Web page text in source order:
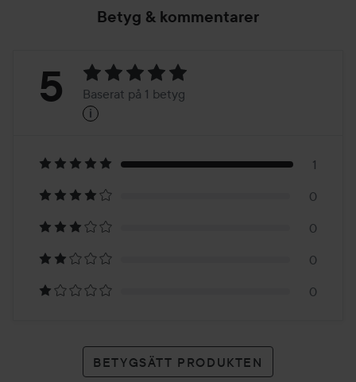
Betyg & kommentarer
Betyg:
Baserat
på
1
betyg
5 Baserat på 1 betyg
i
1
0
0
0
0
BETYGSÄTT PRODUKTEN